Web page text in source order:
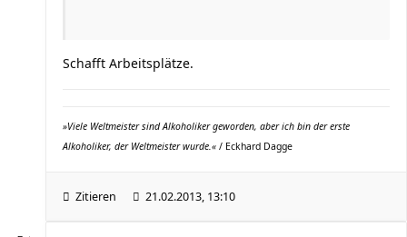
Schafft Arbeitsplätze.
»Viele Weltmeister sind Alkoholiker geworden, aber ich bin der erste
Alkoholiker, der Weltmeister wurde.« / Eckhard Dagge
Zitieren 21.02.2013, 13:10